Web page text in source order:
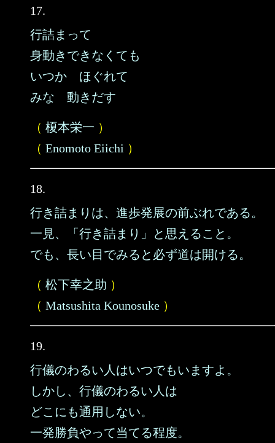
17.
行詰まって
身動きできなくても
いつか ほぐれて
みな 動きだす
（ 榎本栄一 ）
（ Enomoto Eiichi ）
18.
行き詰まりは、進歩発展の前ぶれである。
一見、「行き詰まり」と思えること。
でも、長い目でみると必ず道は開ける。
（ 松下幸之助 ）
（ Matsushita Kounosuke ）
19.
行儀のわるい人はいつでもいますよ。
しかし、行儀のわるい人は
どこにも通用しない。
一発勝負やって当てる程度。